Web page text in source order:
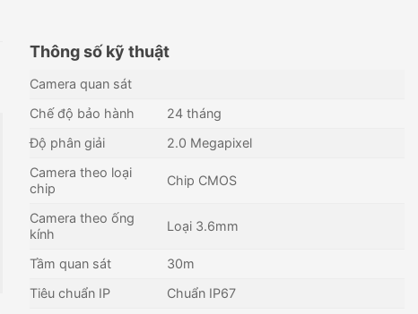
Thông số kỹ thuật
Camera quan sát
Chế độ bảo hành
24 tháng
Độ phân giải
2.0 Megapixel
Camera theo loại
chip
Chip CMOS
Camera theo ống
kính
Loại 3.6mm
Tầm quan sát
30m
Tiêu chuẩn IP
Chuẩn IP67